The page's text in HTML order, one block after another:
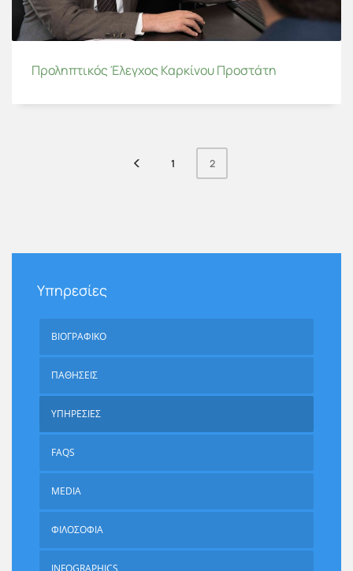
Προληπτικός Έλεγχος Καρκίνου Προστάτη
1 2
Υπηρεσίες
ΒΙΟΓΡΑΦΙΚΟ
ΠΑΘΗΣΕΙΣ
ΥΠΗΡΕΣΙΕΣ
FAQS
MEDIA
ΦΙΛΟΣΟΦΙΑ
INFOGRAPHICS